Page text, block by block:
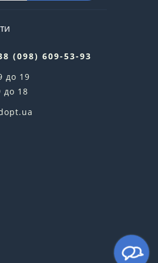
(098) 609-53-93
до 19
до 18